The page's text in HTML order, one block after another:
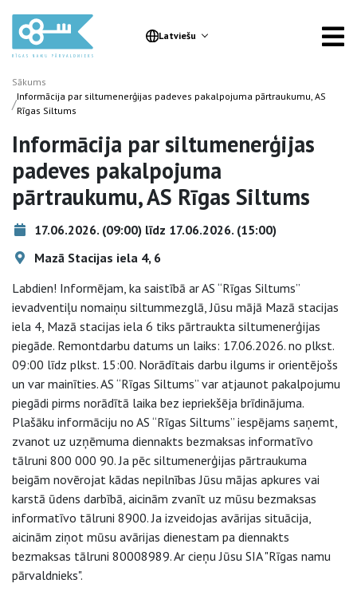
Latviešu
Sākums
/Informācija par siltumenerģijas padeves pakalpojuma pārtraukumu, AS
Rīgas Siltums
Informācija par siltumenerģijas
padeves pakalpojuma
pārtraukumu, AS Rīgas Siltums
17.06.2026. (09:00) līdz 17.06.2026. (15:00)
Mazā Stacijas iela 4, 6
Labdien! Informējam, ka saistībā ar AS “Rīgas Siltums”
ievadventiļu nomaiņu siltummezglā, Jūsu mājā Mazā stacijas
iela 4, Mazā stacijas iela 6 tiks pārtraukta siltumenerģijas
piegāde. Remontdarbu datums un laiks: 17.06.2026. no plkst.
09:00 līdz plkst. 15:00. Norādītais darbu ilgums ir orientējošs
un var mainīties. AS “Rīgas Siltums” var atjaunot pakalpojumu
piegādi pirms norādītā laika bez iepriekšēja brīdinājuma.
Plašāku informāciju no AS “Rīgas Siltums” iespējams saņemt,
zvanot uz uzņēmuma diennakts bezmaksas informatīvo
tālruni 800 000 90. Ja pēc siltumenerģijas pārtraukuma
beigām novērojat kādas nepilnības Jūsu mājas apkures vai
karstā ūdens darbībā, aicinām zvanīt uz mūsu bezmaksas
informatīvo tālruni 8900. Ja izveidojas avārijas situācija,
aicinām ziņot mūsu avārijas dienestam pa diennakts
bezmaksas tālruni 80008989. Ar cieņu Jūsu SIA "Rīgas namu
pārvaldnieks".